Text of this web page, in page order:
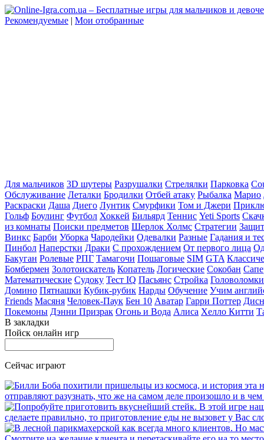
Рекомендуемые | Мои отобранные
Для мальчиков 3D шутеры Разрушалки Стрелялки Парковка
Обслуживание Леталки Бродилки Отбей атаку Рыбалка Марио
Раскраски Даша Диего Лунтик Смурфики Том и Джери
Гольф Боулинг Футбол Хоккей Бильярд Теннис Yeti Sports
из комнаты Поиски предметов Шерлок Холмс Стратегии
Винкс Барби Уборка Чародейки Одевалки Разные Гадания и
Пинбол Наперстки Драки С прохождением От первого лица
Бакуган Ролевые РПГ Тамагочи Пошаговые SIM GTA
Бомбермен Золотоискатель Копатель Логические Сокобан
Математические Судоку Тест IQ Пасьянс Стройка Головоломки
Домино Пятнашки Кубик-рубик Нарды Обучение Учим
Friends Масяня Человек-Паук Бен 10 Аватар Гарри Поттер
Покемоны Дэнни Призрак Огонь и Вода Алиса Хелло Китти
В закладки
Пойск онлайн игр
Сейчас играют